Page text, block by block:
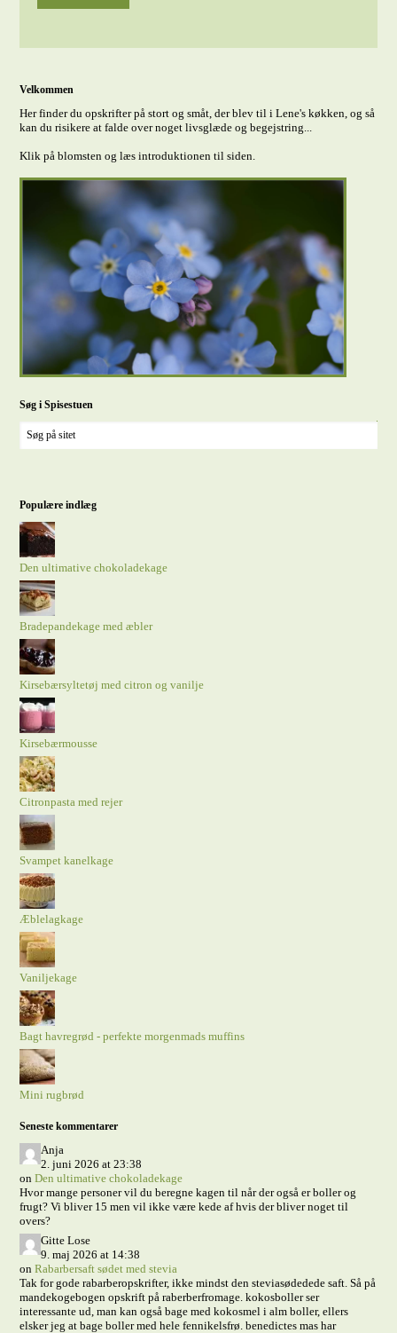
Velkommen
Her finder du opskrifter på stort og småt, der blev til i Lene's køkken, og så
kan du risikere at falde over noget livsglæde og begejstring...
Klik på blomsten og læs introduktionen til siden.
Søg i Spisestuen
Populære indlæg
Den ultimative chokoladekage
Bradepandekage med æbler
Kirsebærsyltetøj med citron og vanilje
Kirsebærmousse
Citronpasta med rejer
Svampet kanelkage
Æblelagkage
Vaniljekage
Bagt havregrød - perfekte morgenmads muffins
Mini rugbrød
Seneste kommentarer
Anja
2. juni 2026 at 23:38
onDen ultimative chokoladekage
Hvor mange personer vil du beregne kagen til når der også er boller og
frugt? Vi bliver 15 men vil ikke være kede af hvis der bliver noget til
overs?
Gitte Lose
9. maj 2026 at 14:38
onRabarbersaft sødet med stevia
Tak for gode rabarberopskrifter, ikke mindst den steviasødedede saft. Så på
mandekogebogen opskrift på raberberfromage. kokosboller ser
interessante ud, man kan også bage med kokosmel i alm boller, ellers
elsker jeg at bage boller med hele fennikelsfrø. benedictes mas har